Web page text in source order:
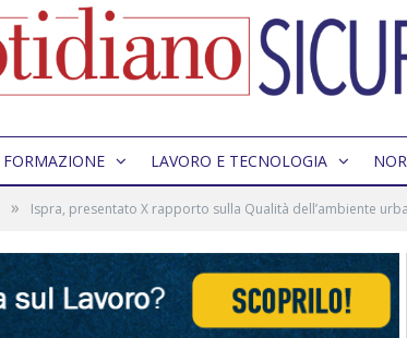
FORMAZIONE LAVORO E TECNOLOGIA
» Ispra, presentato X rapporto sulla Qualità dell’ambiente